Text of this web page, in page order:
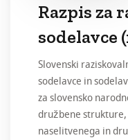
Razpis za
sodelavce
Slovenski
sodelavce in
za slovensko
družbene
naselitvenega in